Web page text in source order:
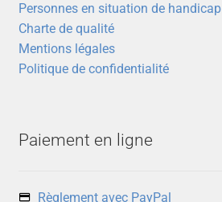
Personnes en situation de handicap
Charte de qualité
Mentions légales
Politique de confidentialité
Paiement en ligne
Règlement avec PayPal